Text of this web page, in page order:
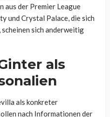
aus der Premier League
und Crystal Palace, die sich
sich anderweitig
als
als konkreter
nach Informationen der